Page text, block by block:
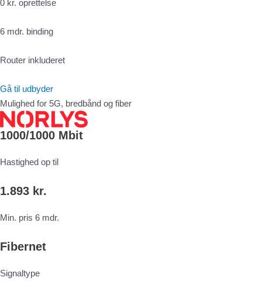
0 kr. oprettelse
6 mdr. binding
Router inkluderet
Gå til udbyder
Mulighed for 5G, bredbånd og fiber
1000/1000 Mbit
Hastighed op til
1.893 kr.
Min. pris 6 mdr.
Fibernet
Signaltype